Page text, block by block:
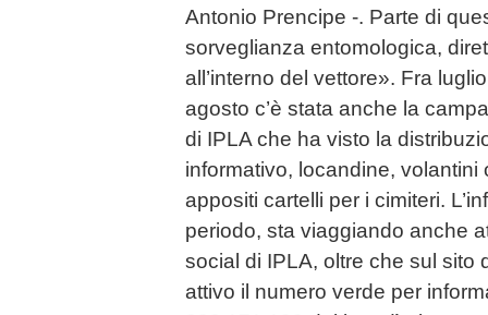
Antonio Prencipe -. Parte di
sorveglianza entomologica,
all’interno del vettore». Fra
agosto c’è stata anche la
di IPLA che ha visto la
informativo, locandine,
appositi cartelli per i cimiteri.
periodo, sta viaggiando anche
social di IPLA, oltre che sul sito
attivo il numero verde per